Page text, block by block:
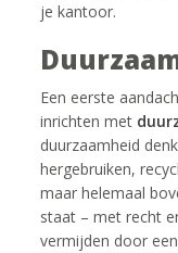
je kantoor.
Een eerste
inrichten met
duurzaamheid
hergebruiken,
maar helemaal
staat – met recht
vermijden door